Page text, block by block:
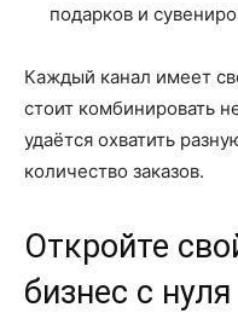
подарков и
Каждый канал имеет
стоит комбинировать
удаётся охватить
количество заказов.
Откройте
бизнес с нуля